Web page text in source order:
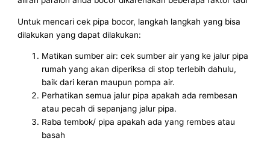
Untuk mencari cek pipa bocor, langkah langkah yang bisa
dilakukan yang dapat dilakukan:
Matikan sumber air: cek sumber air yang ke jalur pipa
rumah yang akan diperiksa di stop terlebih dahulu,
baik dari keran maupun pompa air.
Perhatikan semua jalur pipa apakah ada rembesan
atau pecah di sepanjang jalur pipa.
Raba tembok/ pipa apakah ada yang rembes atau
basah